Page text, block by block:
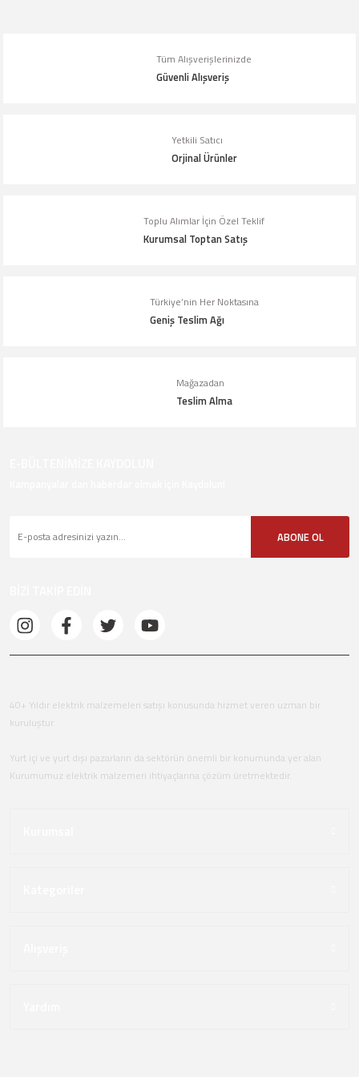
Ürün açıklamasında eksik bilgiler bulunuyor.
Bu ürüne benzer farklı alternatifler olmalı.
Tüm Alışverişlerinizde
Güvenli Alışveriş
Yetkili Satıcı
Orjinal Ürünler
Toplu Alımlar İçin Özel Teklif
Kurumsal Toptan Satış
Türkiye’nin Her Noktasına
Geniş Teslim Ağı
Mağazadan
Teslim Alma
ABONE OL
40+ Yıldır elektrik malzemeleri satışı konusunda hizmet veren uzman bir
kuruluştur.
Yurt içi ve yurt dışı pazarların da sektörün önemli bir konumunda yer alan
Kurumumuz elektrik malzemeri ihtiyaçlarına çözüm üretmektedir.